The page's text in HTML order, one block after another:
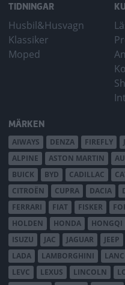
TIDNINGAR
Husbil&Husvagn
Klassiker
Moped
MÄRKEN
AIWAYS DENZA FIREFLY
ALPINE
ASTON MARTIN
BUICK
BYD CADILLAC
CITROËN
CUPRA DACIA
FERRARI
FIAT FISKER
HOLDEN
HONDA HONGQI
ISUZU
JAC JAGUAR JEEP
LADA
LAMBORGHINI
LEVC
LEXUS LINCOLN